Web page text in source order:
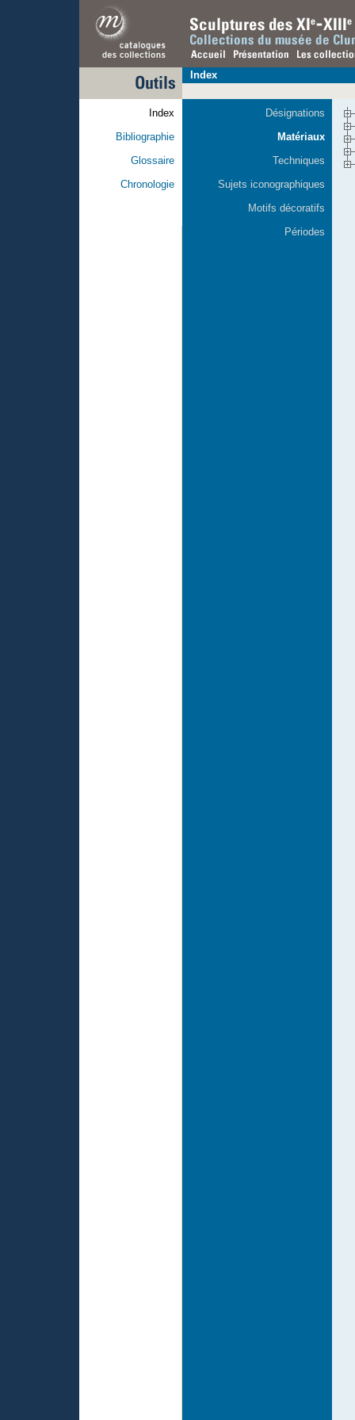
Index
Index
Bibliographie
Glossaire
Chronologie
Désignations
Matériaux
Techniques
Sujets iconographiques
Motifs décoratifs
Périodes